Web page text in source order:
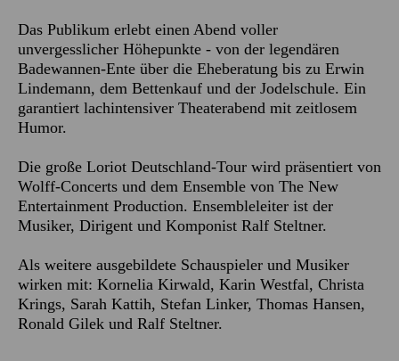
Das Publikum erlebt einen Abend voller
unvergesslicher Höhepunkte - von der legendären
Badewannen-Ente über die Eheberatung bis zu Erwin
Lindemann, dem Bettenkauf und der Jodelschule. Ein
garantiert lachintensiver Theaterabend mit zeitlosem
Humor.
Die große Loriot Deutschland-Tour wird präsentiert von
Wolff-Concerts und dem Ensemble von The New
Entertainment Production. Ensembleleiter ist der
Musiker, Dirigent und Komponist Ralf Steltner.
Als weitere ausgebildete Schauspieler und Musiker
wirken mit: Kornelia Kirwald, Karin Westfal, Christa
Krings, Sarah Kattih, Stefan Linker, Thomas Hansen,
Ronald Gilek und Ralf Steltner.